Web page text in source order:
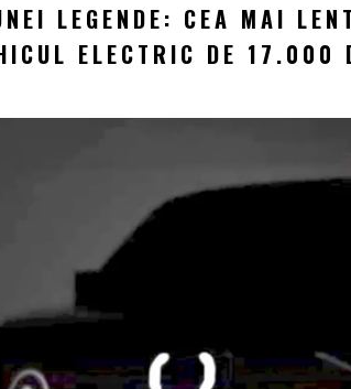
LEGENDE: CEA MAI
ELECTRIC DE 17.000